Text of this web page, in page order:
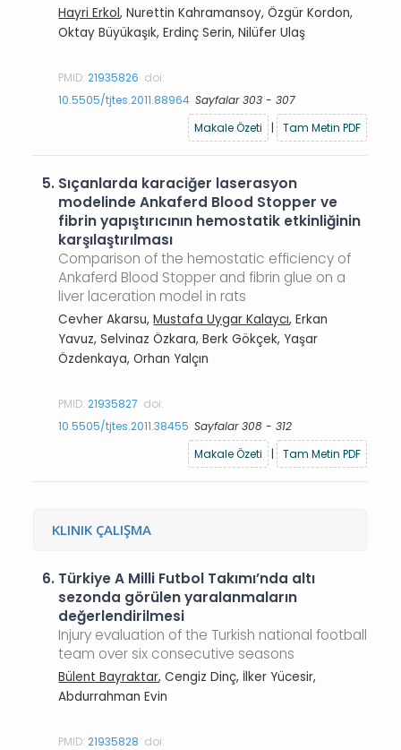
Hayri Erkol, Nurettin Kahramansoy, Özgür Kordon,
Oktay Büyükaşık, Erdinç Serin, Nilüfer Ulaş
PMID:21935826 doi:
10.5505/tjtes.2011.88964 Sayfalar 303 - 307
Makale Özeti
| Tam Metin PDF
5. Sıçanlarda karaciğer laserasyon
modelinde Ankaferd Blood Stopper ve
fibrin yapıştırıcının hemostatik etkinliğinin
karşılaştırılması
Comparison of the hemostatic efficiency of
Ankaferd Blood Stopper and fibrin glue on a
liver laceration model in rats
Cevher Akarsu,Mustafa Uygar Kalaycı, Erkan
Yavuz, Selvinaz Özkara, Berk Gökçek, Yaşar
Özdenkaya, Orhan Yalçın
PMID:21935827 doi:
10.5505/tjtes.2011.38455 Sayfalar 308 - 312
Makale Özeti
| Tam Metin PDF
KLINIK ÇALIŞMA
6. Türkiye A Milli Futbol Takımı’nda altı
sezonda görülen yaralanmaların
değerlendirilmesi
Injury evaluation of the Turkish national football
team over six consecutive seasons
Bülent Bayraktar, Cengiz Dinç, İlker Yücesir,
Abdurrahman Evin
PMID:21935828 doi: